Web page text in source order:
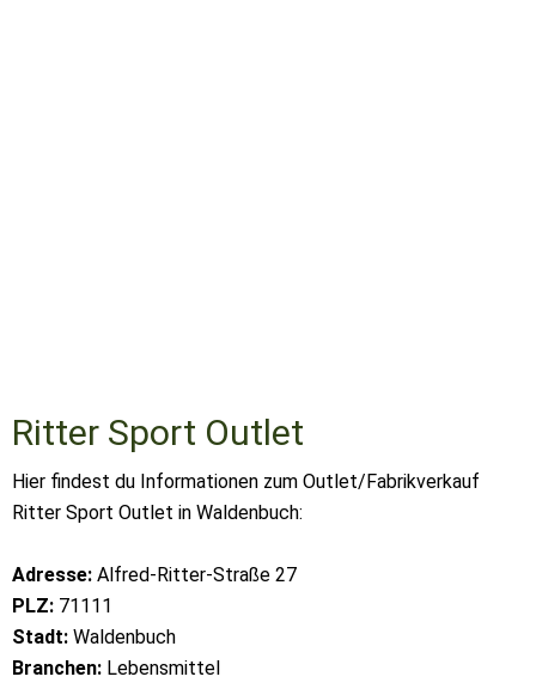
Ritter Sport Outlet
Hier findest du Informationen zum Outlet/Fabrikverkauf
Ritter Sport Outlet in Waldenbuch:
Adresse: Alfred-Ritter-Straße 27
PLZ: 71111
Stadt: Waldenbuch
Branchen: Lebensmittel